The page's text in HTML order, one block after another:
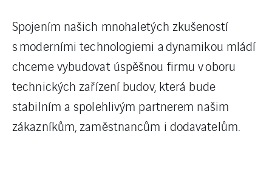
Spojením našich mnohaletých zkušeností
s moderními technologiemi a dynamikou mládí
chceme vybudovat úspěšnou firmu v oboru
technických zařízení budov, která bude
stabilním a spolehlivým partnerem našim
zákazníkům, zaměstnancům i dodavatelům.